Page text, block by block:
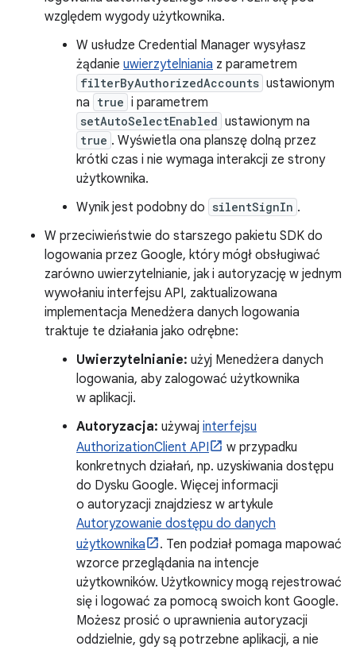
względem wygody użytkownika.
W usłudze Credential Manager wysyłasz
żądanie uwierzytelniania z parametrem
filterByAuthorizedAccounts ustawionym
na true i parametrem
setAutoSelectEnabled ustawionym na
true . Wyświetla ona planszę dolną przez
krótki czas i nie wymaga interakcji ze strony
użytkownika.
Wynik jest podobny do silentSignIn .
W przeciwieństwie do starszego pakietu SDK do
logowania przez Google, który mógł obsługiwać
zarówno uwierzytelnianie, jak i autoryzację w jednym
wywołaniu interfejsu API, zaktualizowana
implementacja Menedżera danych logowania
traktuje te działania jako odrębne:
Uwierzytelnianie: użyj Menedżera danych
logowania, aby zalogować użytkownika
w aplikacji.
Autoryzacja: używaj interfejsu
AuthorizationClient API
w przypadku
konkretnych działań, np. uzyskiwania dostępu
do Dysku Google. Więcej informacji
o autoryzacji znajdziesz w artykule
Autoryzowanie dostępu do danych
użytkownika
. Ten podział pomaga mapować
wzorce przeglądania na intencje
użytkowników. Użytkownicy mogą rejestrować
się i logować za pomocą swoich kont Google.
Możesz prosić o uprawnienia autoryzacji
oddzielnie, gdy są potrzebne aplikacji, a nie